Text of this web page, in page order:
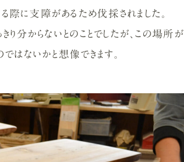
際に支障があるため伐採されました。
り分からないとのことでしたが、この場所が
はないかと想像できます。